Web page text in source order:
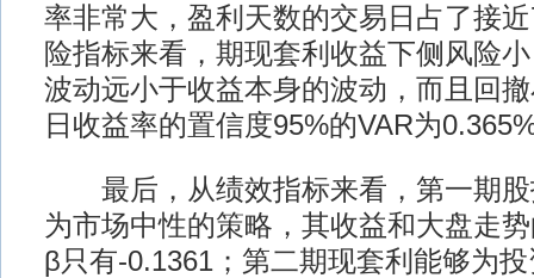
率非常大，盈利天数的交易日占了接
险指标来看，期现套利收益下侧风险
波动远小于收益本身的波动，而且回
日收益率的置信度95%的VAR为
最后，从绩效指标来看，第一期股
为市场中性的策略，其收益和大盘走
β只有-0.1361；第二期现套利能够为